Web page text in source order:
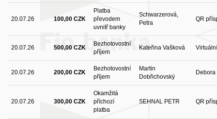
20.07.26 100,00 CZK
Platba
převodem
uvnitř banky
Schwarzerová,
Petra
QR
20.07.26 500,00 CZK
Bezhotovostní
příjem
Kateřina Vašková
20.07.26 200,00 CZK
Bezhotovostní
příjem
Martin
Dobřichovský
Debora
20.07.26 300,00 CZK
Okamžitá
příchozí
platba
SEHNAL PETR QR